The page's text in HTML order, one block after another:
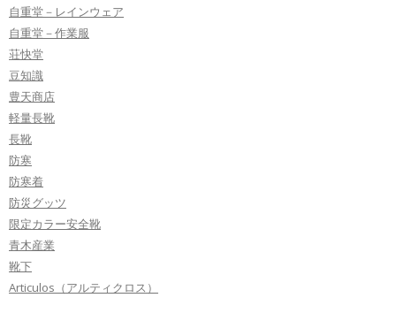
自重堂－レインウェア
自重堂－作業服
荘快堂
豆知識
豊天商店
軽量長靴
長靴
防寒
防寒着
防災グッツ
限定カラー安全靴
青木産業
靴下
Articulos（アルティクロス）